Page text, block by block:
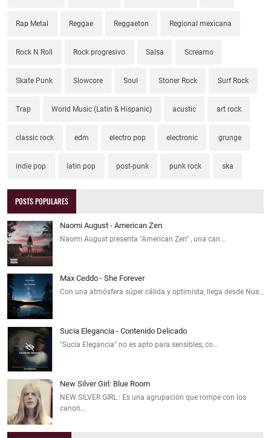
Rap Metal Reggae Reggaeton Regional mexicana
Rock N Roll Rock progresivo Salsa Screamo
Skate Punk Slowcore Soul Stoner Rock Surf Rock
Trap World Music (Latin & Hispanic) acustic art rock
classic rock edm electro pop electronic grunge
indie pop latin pop post-punk punk rock ska
POSTS POPULARES
Naomi August - American Zen
Naomi August presenta "American Zen" , una can…
Max Ceddo - She Forever
Con una atmósfera súper cálida y optimista, llega desde Nue…
Sucia Elegancia - Contenido Delicado
"Sucia Elegancia" no es apto para sensibles, co…
New Silver Girl: Blue Room
NEW SILVER GIRL : Es una agrupación que rompe con los
canon…